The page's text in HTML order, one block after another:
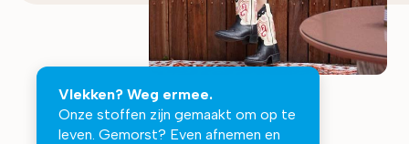
Vlekken? Weg ermee.
Onze stoffen zijn gemaakt om op te
leven. Gemorst? Even afnemen en